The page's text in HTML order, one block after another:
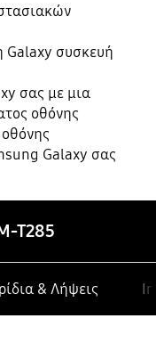
Galaxy συσκευή
σας με μια
οθόνης
Galaxy σας
T285
& Λήψεις